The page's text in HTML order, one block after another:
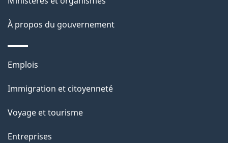
d
e
l
a
p
a
site
À propos du gouvernement
Thèmes
sujets
Emplois
Immigration et citoyenneté
Voyage et tourisme
Entreprises